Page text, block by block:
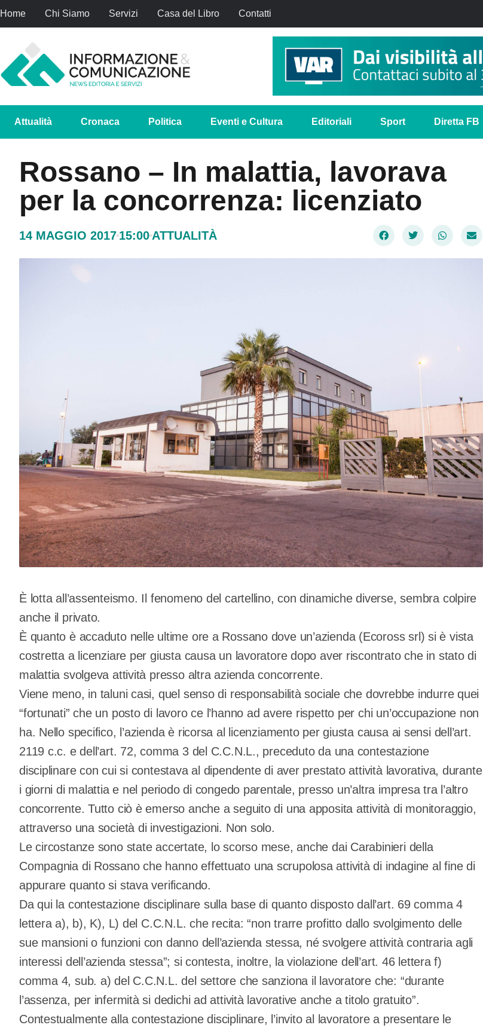
Home Chi Siamo Servizi Casa del Libro Contatti
Attualità Cronaca Politica Eventi e Cultura Editoriali Sport Diretta FB
Rossano – In malattia, lavorava
per la concorrenza: licenziato
14 MAGGIO 2017 15:00 ATTUALITÀ
È lotta all’assenteismo. Il fenomeno del cartellino, con dinamiche diverse, sembra colpire
anche il privato.
È quanto è accaduto nelle ultime ore a Rossano dove un’azienda (Ecoross srl) si è vista
costretta a licenziare per giusta causa un lavoratore dopo aver riscontrato che in stato di
malattia svolgeva attività presso altra azienda concorrente.
Viene meno, in taluni casi, quel senso di responsabilità sociale che dovrebbe indurre quei
“fortunati” che un posto di lavoro ce l’hanno ad avere rispetto per chi un’occupazione non
ha. Nello specifico, l’azienda è ricorsa al licenziamento per giusta causa ai sensi dell’art.
2119 c.c. e dell’art. 72, comma 3 del C.C.N.L., preceduto da una contestazione
disciplinare con cui si contestava al dipendente di aver prestato attività lavorativa, durante
i giorni di malattia e nel periodo di congedo parentale, presso un’altra impresa tra l’altro
concorrente. Tutto ciò è emerso anche a seguito di una apposita attività di monitoraggio,
attraverso una società di investigazioni. Non solo.
Le circostanze sono state accertate, lo scorso mese, anche dai Carabinieri della
Compagnia di Rossano che hanno effettuato una scrupolosa attività di indagine al fine di
appurare quanto si stava verificando.
Da qui la contestazione disciplinare sulla base di quanto disposto dall’art. 69 comma 4
lettera a), b), K), L) del C.C.N.L. che recita: “non trarre profitto dallo svolgimento delle
sue mansioni o funzioni con danno dell’azienda stessa, né svolgere attività contraria agli
interessi dell’azienda stessa”; si contesta, inoltre, la violazione dell’art. 46 lettera f)
comma 4, sub. a) del C.C.N.L. del settore che sanziona il lavoratore che: “durante
l’assenza, per infermità si dedichi ad attività lavorative anche a titolo gratuito”.
Contestualmente alla contestazione disciplinare, l’invito al lavoratore a presentare le